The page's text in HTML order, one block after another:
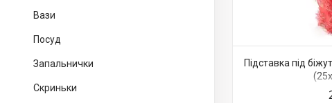
Вази
Посуд
Запальнички
Скриньки
Підставка під